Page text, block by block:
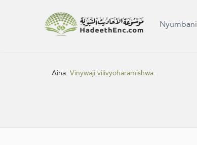
Nyumbani
Aina:Vinywaji vilivyoharamishwa.